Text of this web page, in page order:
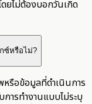
ยไม่ต้องบอกวันเกิด
ซ์หรือไม่?
หรือข้อมูลที่ดำเนินการ
ารทำงานแบบไม่ระบุ